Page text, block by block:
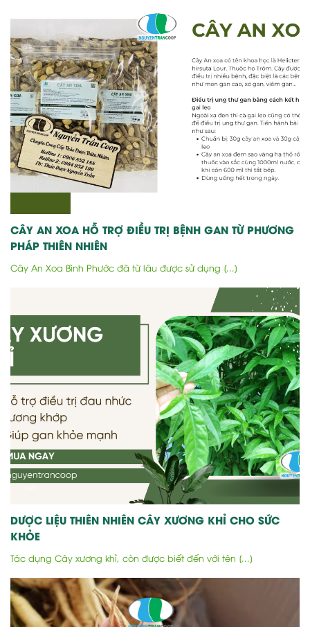
CÂY AN XOA HỖ TRỢ ĐIỀU TRỊ BỆNH GAN TỪ PHƯƠNG
PHÁP THIÊN NHIÊN
Cây An Xoa Bình Phước đã từ lâu được sử dụng [...]
DƯỢC LIỆU THIÊN NHIÊN CÂY XƯƠNG KHỈ CHO SỨC
KHỎE
Tác dụng Cây xương khỉ, còn được biết đến với tên [...]